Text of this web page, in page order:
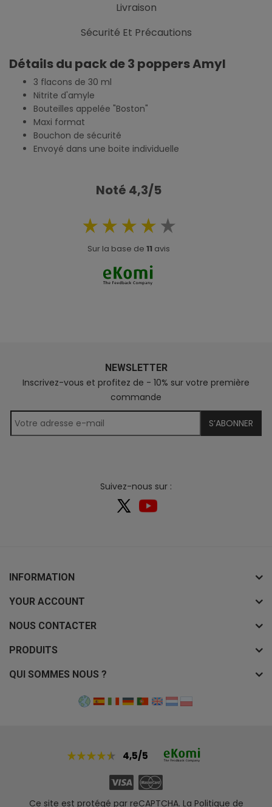
Livraison
Sécurité Et Précautions
Détails du pack de 3 poppers Amyl
3 flacons de 30 ml
Nitrite d'amyle
Bouteilles appelée "Boston"
Maxi format
Bouchon de sécurité
Envoyé dans une boite individuelle
Noté 4,3/5
Sur la base de 11 avis
NEWSLETTER
Inscrivez-vous et profitez de - 10% sur votre première
commande
S’ABONNER
Suivez-nous sur :
INFORMATION
YOUR ACCOUNT
NOUS CONTACTER
PRODUITS
QUI SOMMES NOUS ?
4,5/5
Ce site est protégé par reCAPTCHA. La Politique de